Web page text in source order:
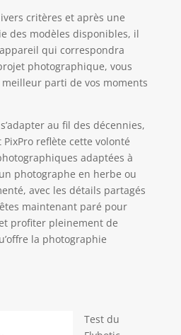
critères et après une
des modèles disponibles, il
qui correspondra
photographique, vous
parti de vos moments
au fil des décennies,
reflète cette volonté
adaptées à
photographe en herbe ou
avec les détails partagés
maintenant paré pour
profiter pleinement de
la photographie
Test du